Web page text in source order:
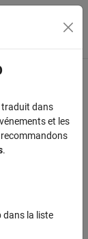
du menu
traduit dans
et les
.
dans la liste